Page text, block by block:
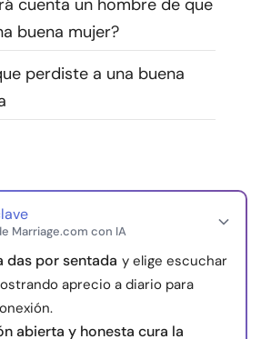
Escríbenos
Publicidad con
Todos los derechos reservados.
cuenta un hombre de que
buena mujer?
perdiste a una buena
Marriage.com con IA
das por sentada y elige escuchar
aprecio a diario para
abierta y honesta cura la